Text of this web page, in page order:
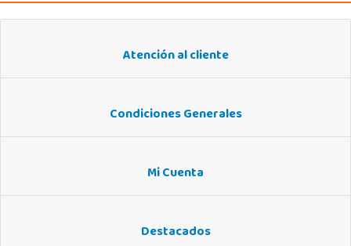
Atención al cliente
Condiciones Generales
Mi Cuenta
Destacados